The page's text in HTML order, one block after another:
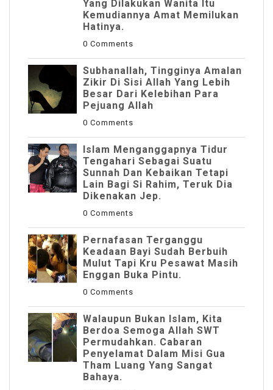
Yang Dilakukan Wanita Itu
Kemudiannya Amat Memilukan
Hatinya.
0 Comments
Subhanallah, Tingginya Amalan
Zikir Di Sisi Allah Yang Lebih
Besar Dari Kelebihan Para
Pejuang Allah
0 Comments
Islam Menganggapnya Tidur
Tengahari Sebagai Suatu
Sunnah Dan Kebaikan Tetapi
Lain Bagi Si Rahim, Teruk Dia
Dikenakan Jep.
0 Comments
Pernafasan Terganggu
Keadaan Bayi Sudah Berbuih
Mulut Tapi Kru Pesawat Masih
Enggan Buka Pintu.
0 Comments
Walaupun Bukan Islam, Kita
Berdoa Semoga Allah SWT
Permudahkan. Cabaran
Penyelamat Dalam Misi Gua
Tham Luang Yang Sangat
Bahaya.